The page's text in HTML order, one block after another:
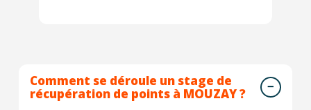
Comment se déroule un stage de
récupération de points à MOUZAY ?